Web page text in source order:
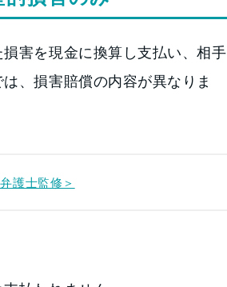
害を現金に換算し支払い、相手
、損害賠償の内容が異なりま
護士監修＞